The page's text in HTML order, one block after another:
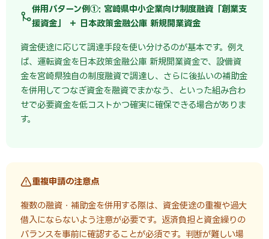
併用パターン例①: 宮崎県中小企業向け制度融資「創業支
援資金」 ＋ 日本政策金融公庫 新規開業資金
資金使途に応じて調達手段を使い分けるのが基本です。例え
ば、運転資金を日本政策金融公庫 新規開業資金で、設備資
金を宮崎県独自の制度融資で調達し、さらに後払いの補助金
を併用してつなぎ資金を融資でまかなう、といった組み合わ
せで必要資金を低コストかつ確実に確保できる場合がありま
す。
重複申請の注意点
複数の融資・補助金を併用する際は、資金使途の重複や過大
借入にならないよう注意が必要です。返済負担と資金繰りの
バランスを事前に確認することが必須です。判断が難しい場